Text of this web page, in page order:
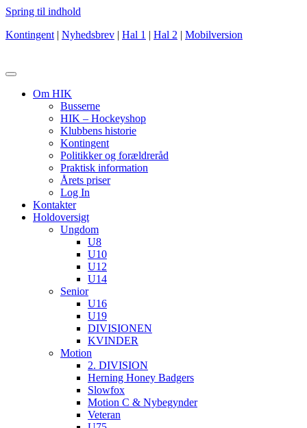
Spring til indhold
Kontingent | Nyhedsbrev | Hal 1 | Hal 2 | Mobilversion
Om HIK
Busserne
HIK – Hockeyshop
Klubbens historie
Kontingent
Politikker og forældreråd
Praktisk information
Årets priser
Log In
Kontakter
Holdoversigt
Ungdom
U8
U10
U12
U14
Senior
U16
U19
DIVISIONEN
KVINDER
Motion
2. DIVISION
Herning Honey Badgers
Slowfox
Motion C & Nybegynder
Veteran